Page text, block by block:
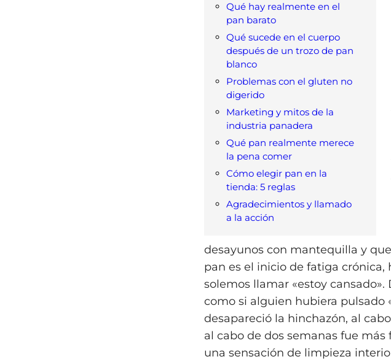
Qué hay realmente en el
pan barato
Qué sucede en el cuerpo
después de un trozo de pan
blanco
Problemas con el gluten no
digerido
Marketing y mitos de la
industria panadera
Qué pan realmente merece
la pena comer
Cómo elegir pan en la
tienda: 5 reglas
Agradecimientos y llamado
a la acción
desayunos con mantequilla y
pan es el inicio de fatiga crónica,
solemos llamar «estoy cansado».
como si alguien hubiera pulsado
desapareció la hinchazón, al
al cabo de dos semanas fue
una sensación de limpieza